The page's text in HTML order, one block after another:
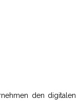
den digitalen